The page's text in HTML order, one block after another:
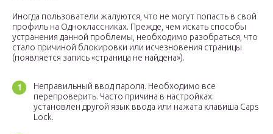
Иногда пользователи жалуются, что не могут попасть в свой
профиль на Одноклассниках. Прежде, чем искать способы
устранения данной проблемы, необходимо разобраться, что
стало причиной блокировки или исчезновения страницы
(появляется запись «страница не найдена»).
Неправильный ввод пароля. Необходимо все
перепроверить. Часто причина в настройках:
установлен другой язык ввода или нажата клавиша Caps
Lock.